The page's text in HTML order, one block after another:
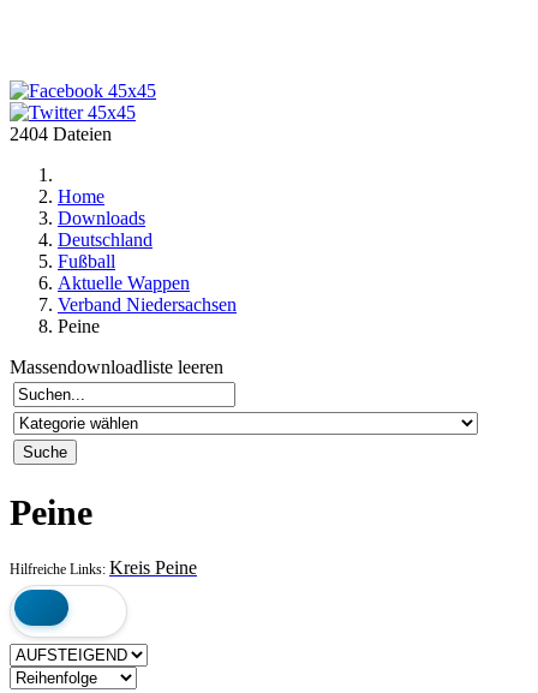
2404 Dateien
Home
Downloads
Deutschland
Fußball
Aktuelle Wappen
Verband Niedersachsen
Peine
Massendownloadliste leeren
Peine
Hilfreiche Links: Kreis Peine